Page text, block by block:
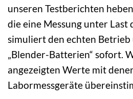
unseren Testberichten
die eine Messung unter Last
simuliert den echten
„Blender-Batterien“ sofort.
angezeigten Werte mit
Labormessgeräte